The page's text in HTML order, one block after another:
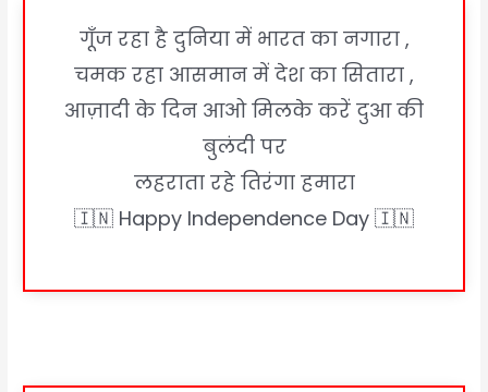
गूँज रहा है दुनिया में भारत का नगारा ,
चमक रहा आसमान में देश का सितारा ,
आज़ादी के दिन आओ मिलके करें दुआ की
बुलंदी पर
लहराता रहे तिरंगा हमारा
🇮🇳 Happy Independence Day 🇮🇳